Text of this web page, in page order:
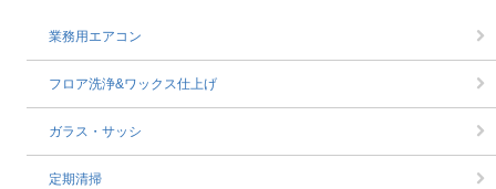
業務用エアコン
フロア洗浄&ワックス仕上げ
ガラス・サッシ
定期清掃